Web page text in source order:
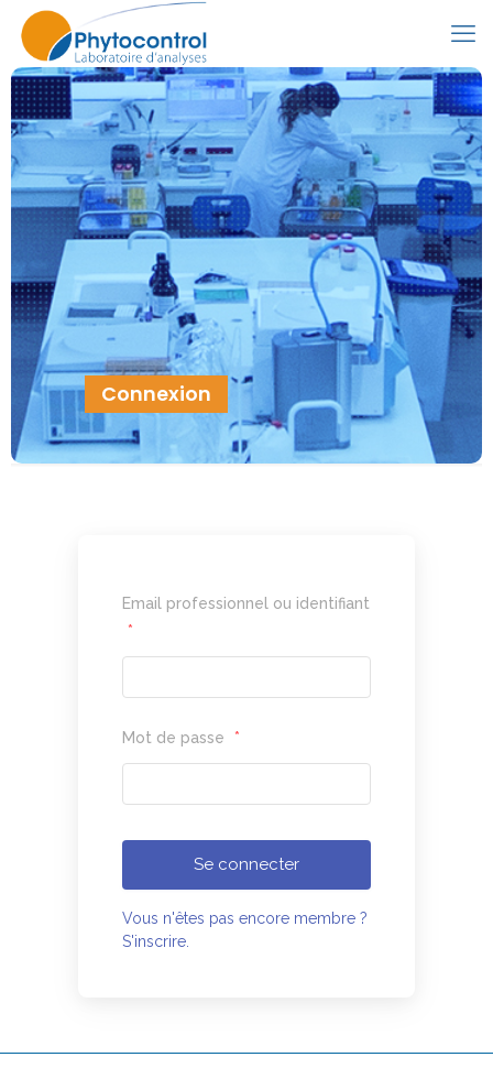
Connexion
Email professionnel ou identifiant
*
Mot de passe *
Se connecter
Vous n'êtes pas encore membre ?
S'inscrire.